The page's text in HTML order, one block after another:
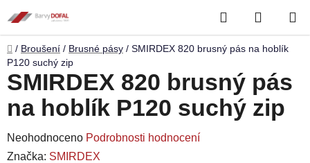
na
obsah
Hledat
KOŠÍK
Domů
/ Broušení / Brusné pásy / SMIRDEX 820 brusný pás na hoblík
P120 suchý zip
SMIRDEX 820 brusný pás
na hoblík P120 suchý zip
Průměrné
hodnocení
Neohodnoceno Podrobnosti hodnocení
Značka: SMIRDEX